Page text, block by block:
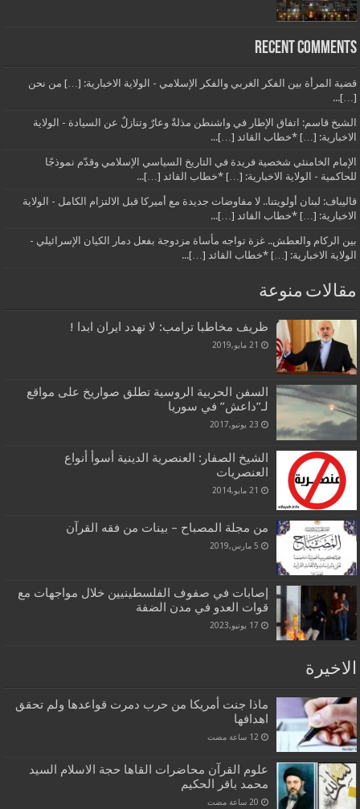
Recent Comments
قضية المرأة بين الفكر الغربي والفكر الإسلامي - الولاية الاخبارية: […] من نحن
[…]...
الشيخ قاسم: اتفاق الإطار في واشنطن مذلةٌ وعارٌ وتنازلٌ عن السيادة - الولاية
الاخبارية: […] *خطاب القائد […]...
الإمام الخامنئي شخصية فريدة في التاريخ السياسي الإسلامي وقدّم نموذجًا
للحاكمية - الولاية الاخبارية: […] *خطاب القائد […]...
قاليباف: لبنان أولويتنا.. لا مفاوضات جديدة مع أميركا قبل الالتزام الكامل - الولاية
الاخبارية: […] *خطاب القائد […]...
بين الركام والعطش.. غزة تواجه مأساة مزدوجة بفعل دمار الكيان الإسرائيلي -
الولاية الاخبارية: […] *خطاب القائد […]...
مقالات منوعة
ظريف مخاطبا ترامب: لا تهدد ايران ابدا !
21 مايو,2019
السفن الحربية الروسية تطلق صواريخ على مواقع
لـ”داعش” في سوريا
23 يونيو,2017
الشيخ الصفار: العنصرية الدينية أسوأ أنواع
العنصريات
21 مايو,2014
من مجلة المصباح – بينات من فقه القرآن
5 مارس,2019
إصابات في صفوف الفلسطينيين خلال مواجهات مع
قوات العدو في مدن الضفة
17 يونيو,2023
الاخيرة
ماذا جنت أمريكا من حرب دمرت قواعدها ولم تحقق
اهدافها
علوم القرآن محاضرات القاها حجة الاسلام السيد
محمد باقر الحكيم